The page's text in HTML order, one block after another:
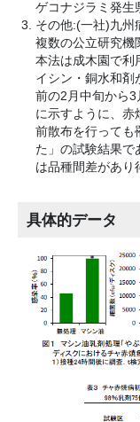
ゲコナジラミ発生
その他:(一社)九州
複数の公立研究機
本法は成木園で利
イシン・銅水和剤
前の2月中旬から
に示すように、赤
前散布を行っても
た」の試験結果で
は品種間差があり
具体的データ